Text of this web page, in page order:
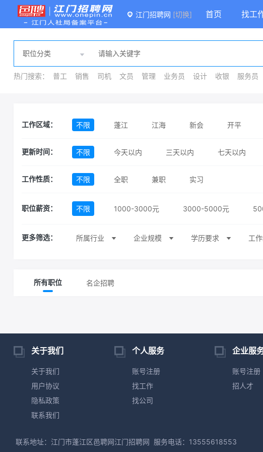
江门招聘网 [切换] 首页 找工
热门搜索： 普工 销售 司机 文员 管理 业务员 设计 收银 服务员
工作区域： 不限 蓬江 江海 新会 开平
更新时间： 不限 今天以内 三天以内 七天以内
工作性质： 不限 全职 兼职 实习
职位薪资： 不限 1000-3000元 3000-5000元
更多筛选： 所属行业 企业规模 学历要求 工
所有职位 名企招聘
关于我们
关于我们
用户协议
隐私政策
联系我们
个人服务
账号注册
找工作
找公司
企业服
账号注册
招人才
联系地址：江门市蓬江区邑聘网江门招聘网 服务电话：13555618553